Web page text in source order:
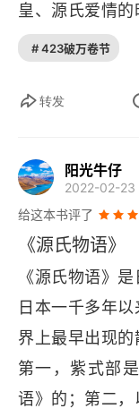
松风
薄云
槿姬
玉鬘
初鸣
蝴蝶
萤火虫
常夏
皇、源氏爱情
的没落，又流露
定程度上对源
浮舟这两个具
个有夫之妇，在
摇，但最终毅然
靠的丈夫之后
浮舟被许配给
君的爱情作弄
荒凉的宇治山庄
获救后也出家
尽管这是一种
# 423破万卷节
转发
阳光牛仔
2022-02-23
给这本书评了
《源氏物语》
《源氏物语》
日本一千多年
界上最早出现的
第一，紫式部
语》的；第二